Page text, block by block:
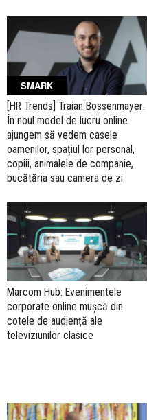
SMARK
[HR Trends] Traian Bossenmayer:
În noul model de lucru online
ajungem să vedem casele
oamenilor, spațiul lor personal,
copiii, animalele de companie,
bucătăria sau camera de zi
Marcom Hub: Evenimentele
corporate online mușcă din
cotele de audiență ale
televiziunilor clasice